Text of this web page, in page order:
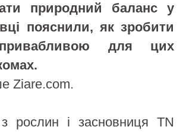
природний баланс у
пояснили, як зробити
для цих
Ziare.com.
рослин і засновниця TN